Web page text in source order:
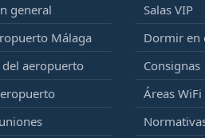
general
Málaga
aeropuerto
Salas VIP
Dormir en
Consignas
Áreas